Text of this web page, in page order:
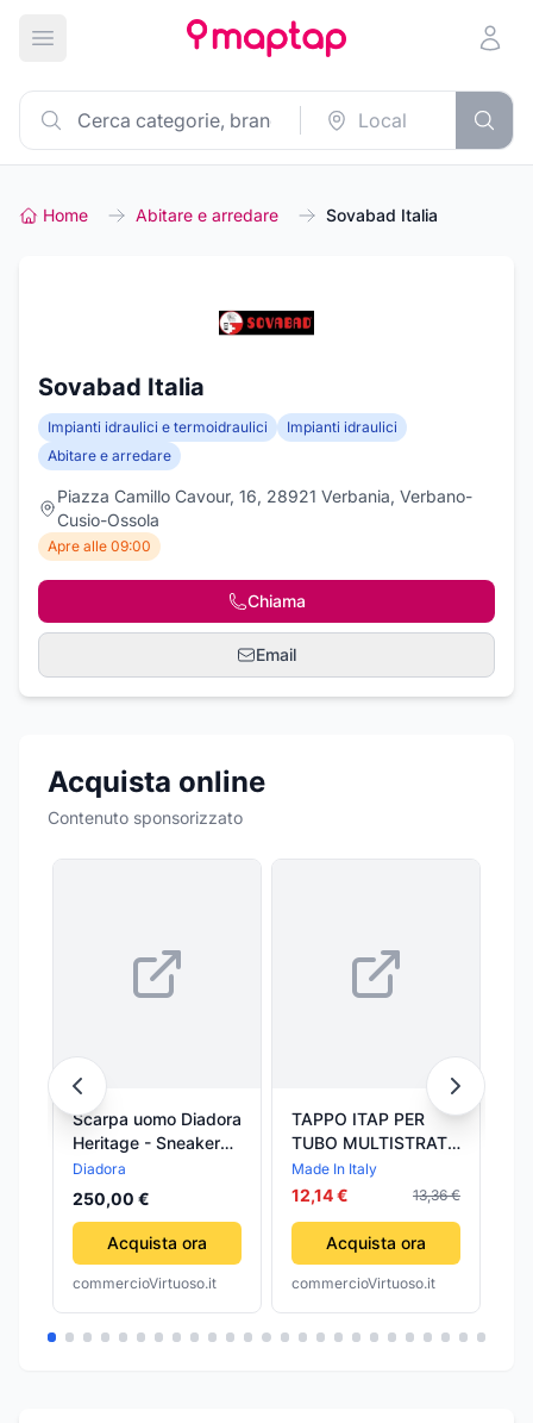
Apri menu principale
Home Abitare e arredare Sovabad Italia
Sovabad Italia
Impianti idraulici e termoidraulici
Impianti idraulici
Abitare e arredare
Piazza Camillo Cavour, 16, 28921 Verbania, Verbano-
Cusio-Ossola
Apre alle 09:00
Chiama
Email
Acquista online
Contenuto sponsorizzato
Scarpa uomo Diadora
Heritage - Sneaker
N9000 H ITA Design
- Nero Ferrari Red
Diadora
250,00 €
Acquista ora
commercioVirtuoso.it
TAPPO ITAP PER
TUBO MULTISTRATO
Dm 20 MADE IN
ITALY
Made In Italy
12,14 € 13,36 €
Acquista ora
commercioVirtuoso.it